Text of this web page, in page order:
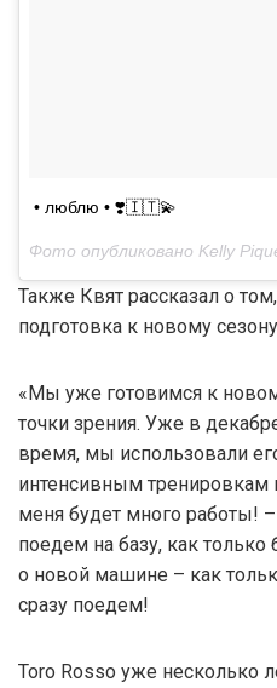
• люблю • ❣️🇮🇹💫
Фото опубликовано Kelly
Также Квят рассказал о
подготовка к новому
«Мы уже готовимся к
точки зрения. Уже в
время, мы использовали
интенсивным тренировкам
меня будет много работы!
поедем на базу, как
о новой машине – как
сразу поедем!
Toro Rosso уже несколько